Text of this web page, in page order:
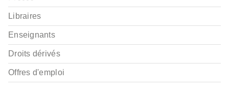
Libraires
Enseignants
Droits dérivés
Offres d'emploi